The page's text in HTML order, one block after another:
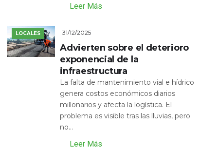
Leer Más
LOCALES 31/12/2025
Advierten sobre el deterioro
exponencial de la
infraestructura
La falta de mantenimiento vial e hídrico
genera costos económicos diarios
millonarios y afecta la logística. El
problema es visible tras las lluvias, pero
no...
Leer Más